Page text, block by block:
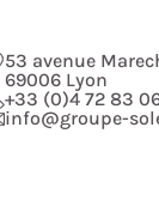
53 avenue
69006 Lyon
+33 (0)4 72 83
info@groupe-